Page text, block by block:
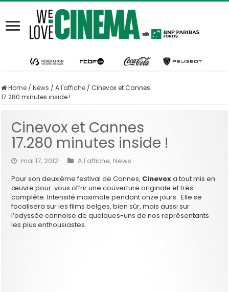
Home / News / A l'affiche / Cinevox et Cannes
17.280 minutes inside !
Cinevox et Cannes
17.280 minutes inside !
mai 17, 2012 A l'affiche, News
Pour son deuxième festival de Cannes, Cinevoxa tout mis en
œuvre pour vous offrir une couverture originale et très
complète. Intensité maximale pendant onze jours. Elle se
focalisera sur les films belges, bien sûr, mais aussi sur
l’odyssée cannoise de quelques-uns de nos représentants
les plus enthousiastes.